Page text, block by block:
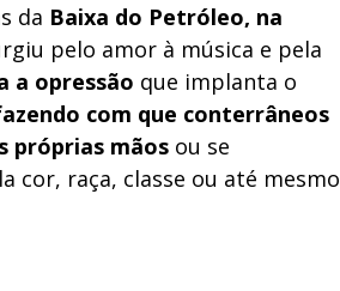
da Baixa do Petróleo, na
pelo amor à música e pela
a opressão que implanta o
com que conterrâneos
próprias mãos ou se
cor, raça, classe ou até mesmo